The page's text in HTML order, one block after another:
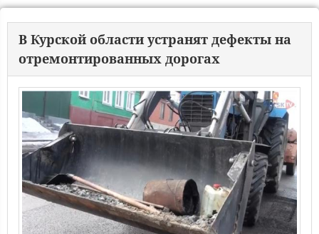
В Курской области устранят дефекты на
отремонтированных дорогах